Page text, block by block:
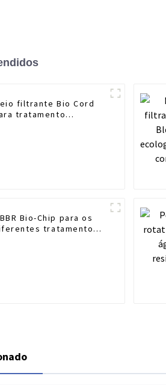
filtrante Bio Cord
tratamento
Bio-Chip para os
tratamentos